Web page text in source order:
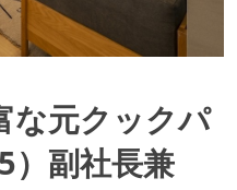
な元クックパ
）副社長兼